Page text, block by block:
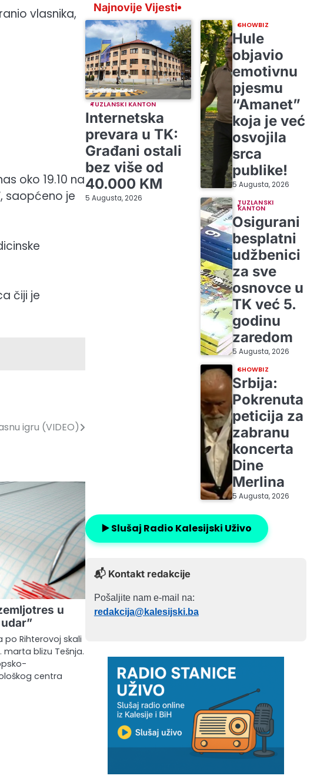
vlasnika,
oko 19.10 na
saopćeno je
čiji je
igru (VIDEO)
u
po Rihterovoj skali
marta blizu Tešnja.
centra
Najnovije Vijesti
TUZLANSKI KANTON
Internetska
prevara u TK:
Građani ostali
bez više od
40.000 KM
5 Augusta, 2026
SHOWBIZ
Hule
objavio
emotivnu
pjesmu
“Amanet”
koja je već
osvojila
srca
publike!
5 Augusta, 2026
TUZLANSKI
KANTON
Osigurani
besplatni
udžbenici
za sve
osnovce u
TK već 5.
godinu
zaredom
5 Augusta, 2026
SHOWBIZ
Srbija:
Pokrenuta
peticija za
zabranu
koncerta
Dine
Merlina
5 Augusta, 2026
▶️ Slušaj Radio Kalesijski Uživo
📬 Kontakt redakcije
Pošaljite nam e-mail na:
redakcija@kalesijski.ba